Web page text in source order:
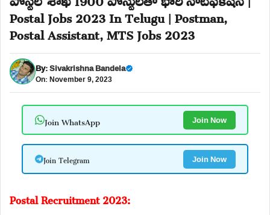
Postal Jobs 2023 In Telugu | Postman,
Postal Assistant, MTS Jobs 2023
By:Sivakrishna Bandela
On: November 9, 2023
Join WhatsApp Join Now
Join Telegram Join Now
Postal Recruitment 2023: